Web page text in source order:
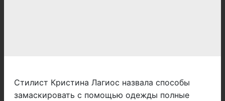
Стилист Кристина Лагиос назвала способы
замаскировать с помощью одежды полные